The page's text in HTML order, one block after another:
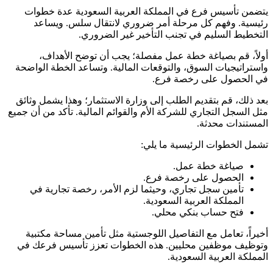
يتضمن تأسيس فرع في المملكة العربية السعودية عدة خطوات
رئيسية. وفهم كل مرحلة أمر ضروري لانتقال سلس. ويساعد
التخطيط السليم في تجنب التأخير غير الضروري.
أولاً، قم بصياغة خطة عمل مفصلة؛ يجب أن توضح الأهداف،
واستراتيجيات السوق، والتوقعات المالية. وتساعد الخطة الواضحة
في الحصول على رخصة فرع.
بعد ذلك، قم بتقديم الطلب إلى وزارة الاستثمار؛ وهذا يشمل وثائق
مثل السجل التجاري للشركة الأم والقوائم المالية. تأكد من أن جميع
المستندات محدثة.
تشمل الخطوات الرئيسية ما يلي:
صياغة خطة عمل.
الحصول على رخصة فرع.
تأمين سجل تجاري، وحيثما لزم الأمر، رخصة تجارية في
المملكة العربية السعودية.
فتح حساب بنكي محلي.
أخيراً، تعامل مع التفاصيل اللوجستية مثل تأمين مساحة مكتبية
وتوظيف موظفين محليين. هذه الخطوات تعزز تأسيس فرعك في
المملكة العربية السعودية.